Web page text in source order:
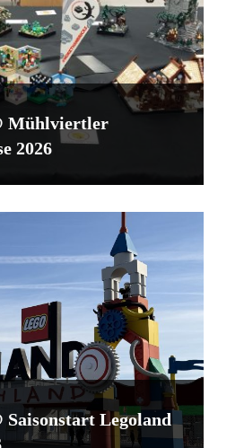
Mühlviertler
2026
Saisonstart Legoland